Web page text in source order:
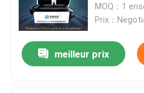
ordinateur
MOQ：1
Prix：
meilleur prix